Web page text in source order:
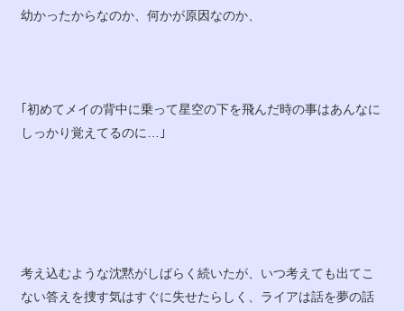
幼かったからなのか、何かが原因なのか、
｢初めてメイの背中に乗って星空の下を飛んだ時の事はあんなに
しっかり覚えてるのに…｣
考え込むような沈黙がしばらく続いたが、いつ考えても出てこ
ない答えを捜す気はすぐに失せたらしく、ライアは話を夢の話